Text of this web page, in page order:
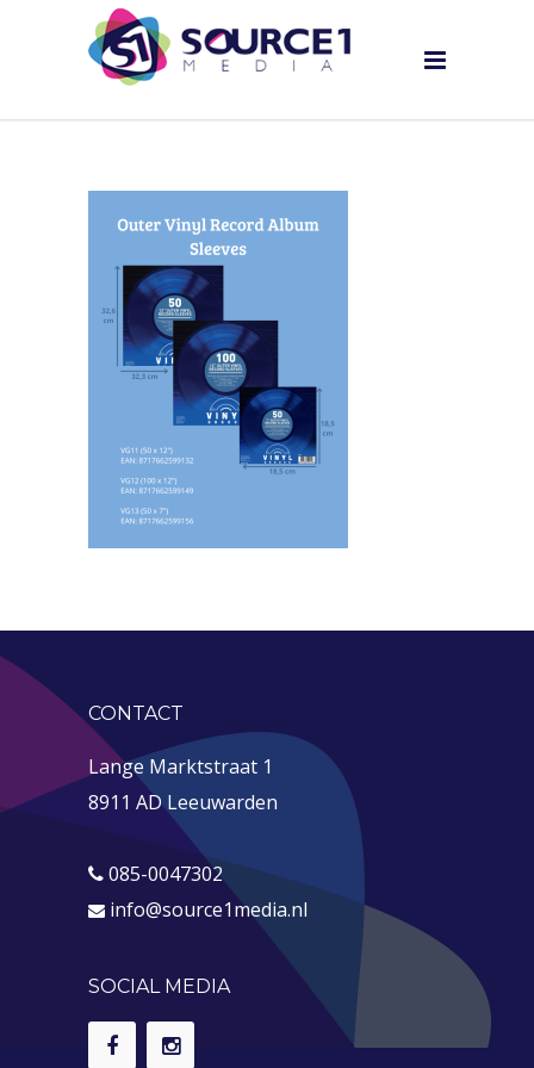
CONTACT
Lange Marktstraat 1
8911 AD Leeuwarden
085-0047302
info@source1media.nl
SOCIAL MEDIA